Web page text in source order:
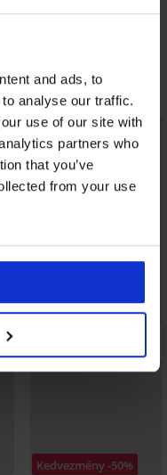
and ads, to
analyse our traffic.
use of our site with
partners who
that you’ve
from your use
darabokat
Kedvezmény -50%